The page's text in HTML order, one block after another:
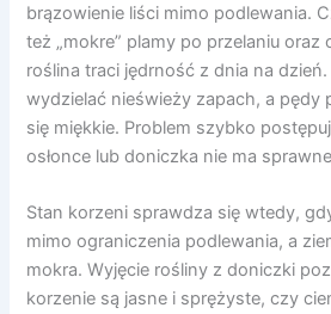
brązowienie liści mimo podlewania.
też „mokre” plamy po przelaniu oraz
roślina traci jędrność z dnia na dzień.
wydzielać nieświeży zapach, a pędy
się miękkie. Problem szybko
osłonce lub doniczka nie ma
Stan korzeni sprawdza się wtedy,
mimo ograniczenia podlewania, a
mokra. Wyjęcie rośliny z doniczki
korzenie są jasne i sprężyste, czy